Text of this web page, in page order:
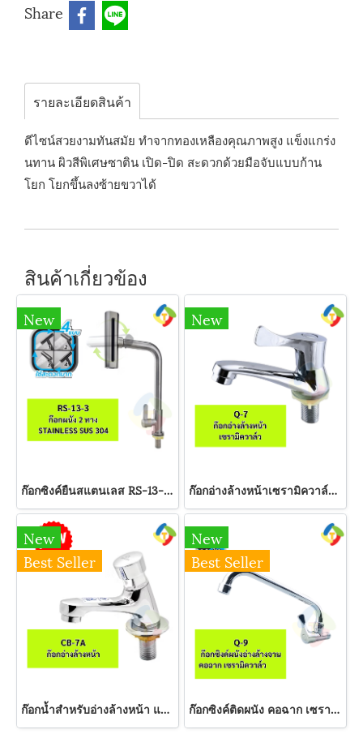
Share
รายละเอียดสินค้า
ดีไซน์สวยงามทันสมัย ทำจากทองเหลืองคุณภาพสูง แข็งแกร่ง
นทาน ผิวสีพิเศษซาติน เปิด-ปิด สะดวกด้วยมือจับแบบก้าน
โยก โยกขึ้นลงซ้ายขวาได้
สินค้าเกี่ยวข้อง
New
ก๊อกซิงค์ยืนสแตนเลส RS-13-3 A'MAZON
New
ก๊อกอ่างล้างหน้าเซรามิควาล์ว Q-7 A'MAZON
New
Best Seller
ก๊อกน้ำสำหรับอ่างล้างหน้า แบบกด CB-7A A'MAZON
New
Best Seller
ก๊อกซิงค์ติดผนัง คอฉาก เซรามิควาล์ว Q-9 A'MAZON